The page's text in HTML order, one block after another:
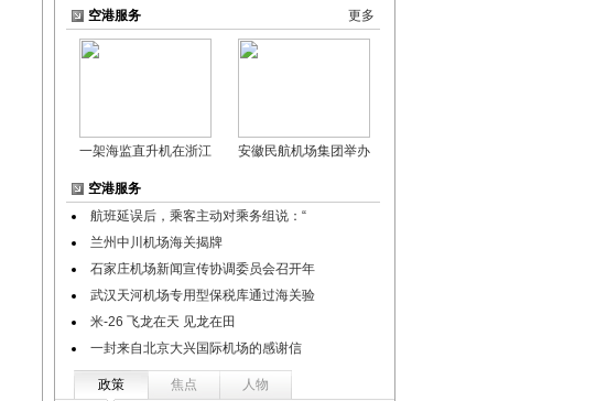
空港服务
更多
一架海监直升机在浙江 安徽民航机场集团举办
空港服务
航班延误后，乘客主动对乘务组说：“
兰州中川机场海关揭牌
石家庄机场新闻宣传协调委员会召开年
武汉天河机场专用型保税库通过海关验
米-26 飞龙在天 见龙在田
一封来自北京大兴国际机场的感谢信
政策 焦点 人物